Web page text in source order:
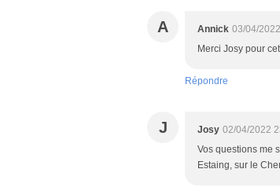
A Annick 03/04/
Merci Josy pour
Répondre
J Josy 02/04/2022
Vos questions me
Estaing, sur le